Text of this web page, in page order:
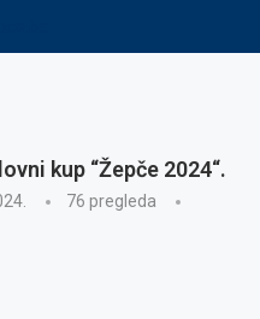
kup “Žepče 2024“.
76 pregleda